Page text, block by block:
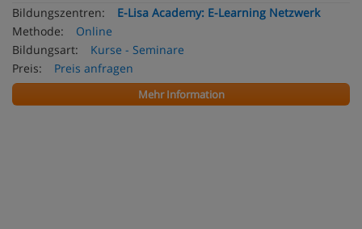
Bildungszentren:
E-Lisa Academy: E-Learning Netzwerk
Methode:
Online
Bildungsart:
Kurse - Seminare
Preis:
Preis anfragen
Mehr Information